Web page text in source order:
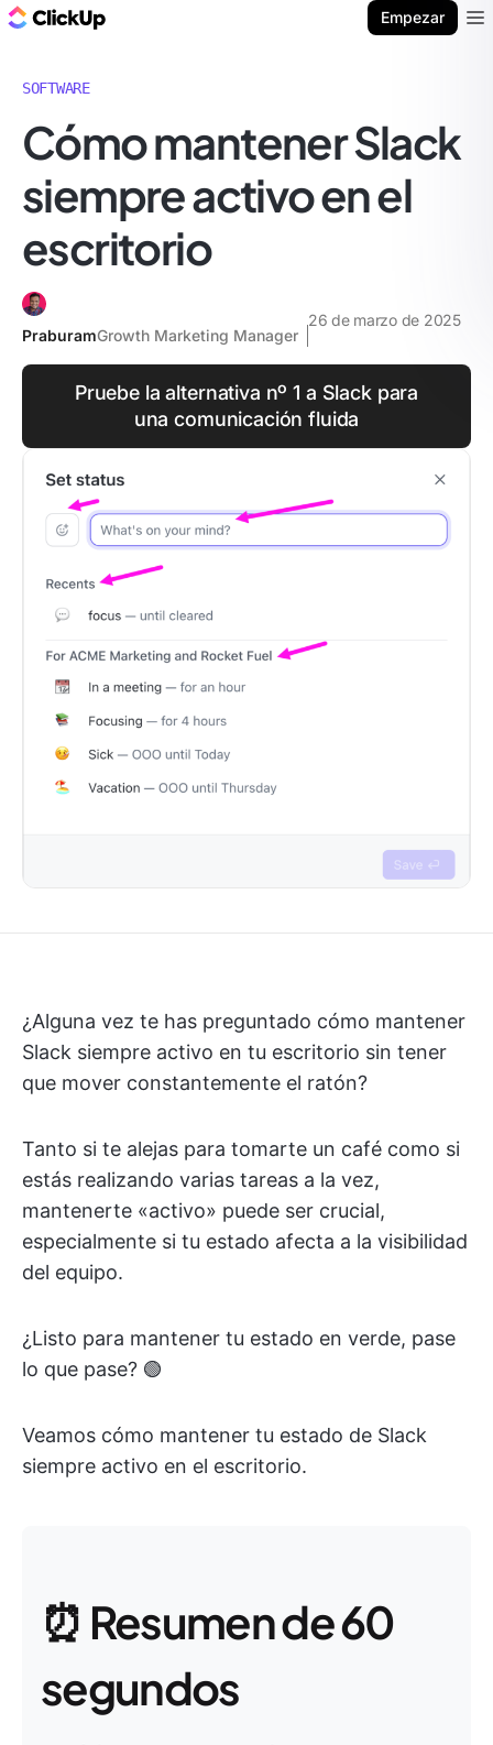
Empezar
SOFTWARE
Cómo mantener Slack
siempre activo en el
escritorio
PraburamGrowth Marketing Manager
26 de marzo de 2025
Pruebe la alternativa nº 1 a Slack para
una comunicación fluida
¿Alguna vez te has preguntado cómo mantener
Slack siempre activo en tu escritorio sin tener
que mover constantemente el ratón?
Tanto si te alejas para tomarte un café como si
estás realizando varias tareas a la vez,
mantenerte «activo» puede ser crucial,
especialmente si tu estado afecta a la visibilidad
del equipo.
¿Listo para mantener tu estado en verde, pase
lo que pase? 🟢
Veamos cómo mantener tu estado de Slack
siempre activo en el escritorio.
⏰ Resumen de 60
segundos